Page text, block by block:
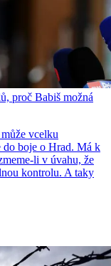
proč Babiš možná
vcelku
do boje o Hrad. Má k
li v úvahu, že
kontrolu. A taky